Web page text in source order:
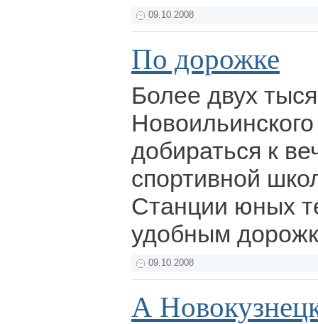
09.10.2008
По дорожке
Более двух
добираться к
спортивной
Станции юных
удобным
09.10.2008
А